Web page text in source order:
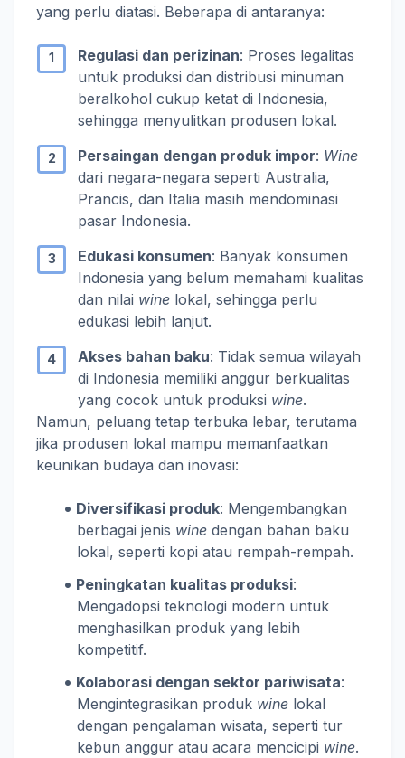
yang perlu diatasi. Beberapa di antaranya:
Regulasi dan perizinan: Proses legalitas
untuk produksi dan distribusi minuman
beralkohol cukup ketat di Indonesia,
sehingga menyulitkan produsen lokal.
Persaingan dengan produk impor: Wine
dari negara-negara seperti Australia,
Prancis, dan Italia masih mendominasi
pasar Indonesia.
Edukasi konsumen: Banyak konsumen
Indonesia yang belum memahami kualitas
dan nilai wine lokal, sehingga perlu
edukasi lebih lanjut.
Akses bahan baku: Tidak semua wilayah
di Indonesia memiliki anggur berkualitas
yang cocok untuk produksi wine.
Namun, peluang tetap terbuka lebar, terutama
jika produsen lokal mampu memanfaatkan
keunikan budaya dan inovasi:
Diversifikasi produk: Mengembangkan
berbagai jenis winedengan bahan baku
lokal, seperti kopi atau rempah-rempah.
Peningkatan kualitas produksi:
Mengadopsi teknologi modern untuk
menghasilkan produk yang lebih
kompetitif.
Kolaborasi dengan sektor pariwisata:
Mengintegrasikan produk winelokal
dengan pengalaman wisata, seperti tur
kebun anggur atau acara mencicipi wine.